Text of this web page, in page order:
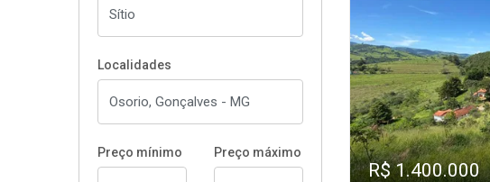
Localidades
Preço mínimo Preço máximo
R$ 1.400.000